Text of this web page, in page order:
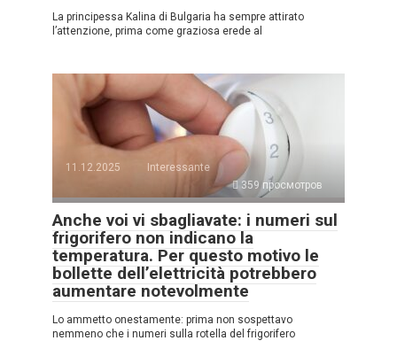
La principessa Kalina di Bulgaria ha sempre attirato
l’attenzione, prima come graziosa erede al
11.12.2025
Interessante
359 просмотров
Anche voi vi sbagliavate: i numeri sul
frigorifero non indicano la
temperatura. Per questo motivo le
bollette dell’elettricità potrebbero
aumentare notevolmente
Lo ammetto onestamente: prima non sospettavo
nemmeno che i numeri sulla rotella del frigorifero